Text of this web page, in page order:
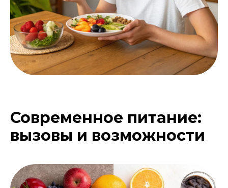
Современное питание:
вызовы и возможности